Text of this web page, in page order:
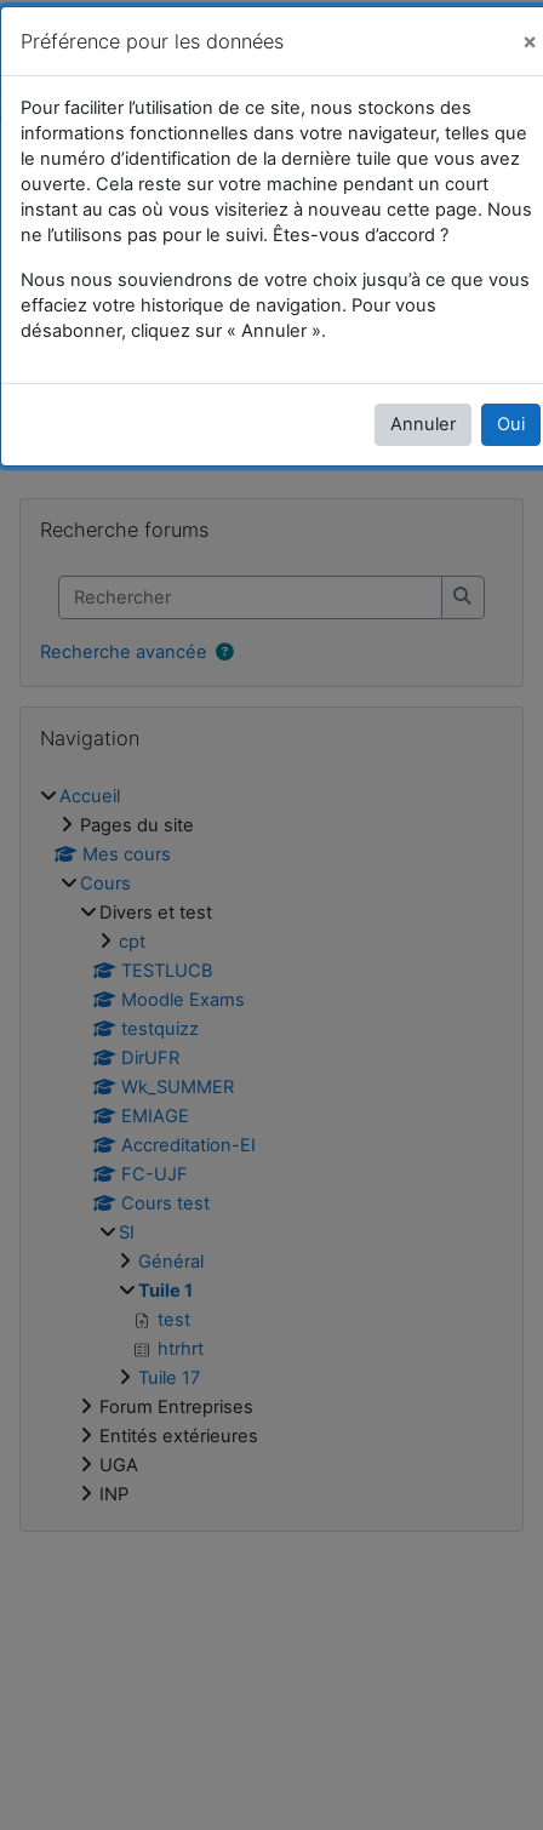
Passer au contenu principal
Vous êtes connecté anonymement (
Tuile 1
Accueil Cours Divers et test SI Tuile 1
Tuile 1
test
Recherche forums
Rechercher
Recherche avancée
Navigation
Accueil
Pages du site
Mes cours
Cours
Divers et test
cpt
TESTLUCB
Moodle Exams
testquizz
DirUFR
Wk_SUMMER
EMIAGE
Accreditation-EI
FC-UJF
Cours test
SI
Général
Tuile 1
test
htrhrt
Tuile 17
Forum Entreprises
Entités extérieures
UGA
INP
Préférence pour les données ×
Pour faciliter l’utilisation de ce site, nous stockons des
informations fonctionnelles dans votre navigateur, telles que
le numéro d’identification de la dernière tuile que vous avez
ouverte. Cela reste sur votre machine pendant un court
instant au cas où vous visiteriez à nouveau cette page. Nous
ne l’utilisons pas pour le suivi. Êtes-vous d’accord ?
Nous nous souviendrons de votre choix jusqu’à ce que vous
effaciez votre historique de navigation. Pour vous
désabonner, cliquez sur « Annuler ».
Annuler Oui